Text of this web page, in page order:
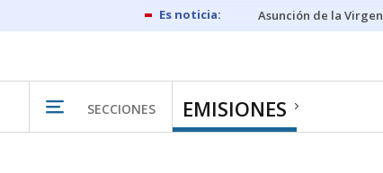
Asunción de la Virgen
SECCIONES EMISIONES